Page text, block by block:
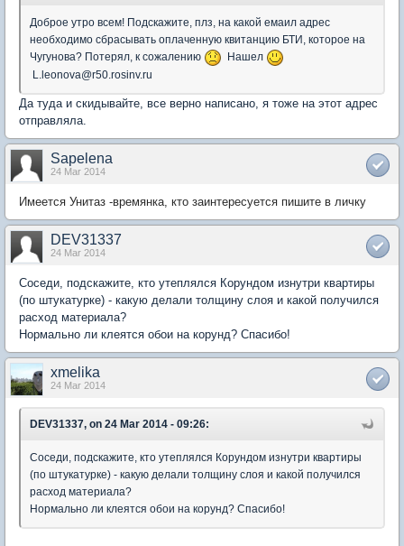
Доброе утро всем! Подскажите, плз, на какой емаил адрес
необходимо сбрасывать оплаченную квитанцию БТИ, которое на
Чугунова? Потерял, к сожалению
Нашел
L.leonova@r50.rosinv.ru
Да туда и скидывайте, все верно написано, я тоже на этот адрес
отправляла.
Sapelena
24 Mar 2014
Имеется Унитаз -времянка, кто заинтересуется пишите в личку
DEV31337
24 Mar 2014
Соседи, подскажите, кто утеплялся Корундом изнутри квартиры
(по штукатурке) - какую делали толщину слоя и какой получился
расход материала?
Нормально ли клеятся обои на корунд? Спасибо!
xmelika
24 Mar 2014
DEV31337, on 24 Mar 2014 - 09:26:
Соседи, подскажите, кто утеплялся Корундом изнутри квартиры
(по штукатурке) - какую делали толщину слоя и какой получился
расход материала?
Нормально ли клеятся обои на корунд? Спасибо!